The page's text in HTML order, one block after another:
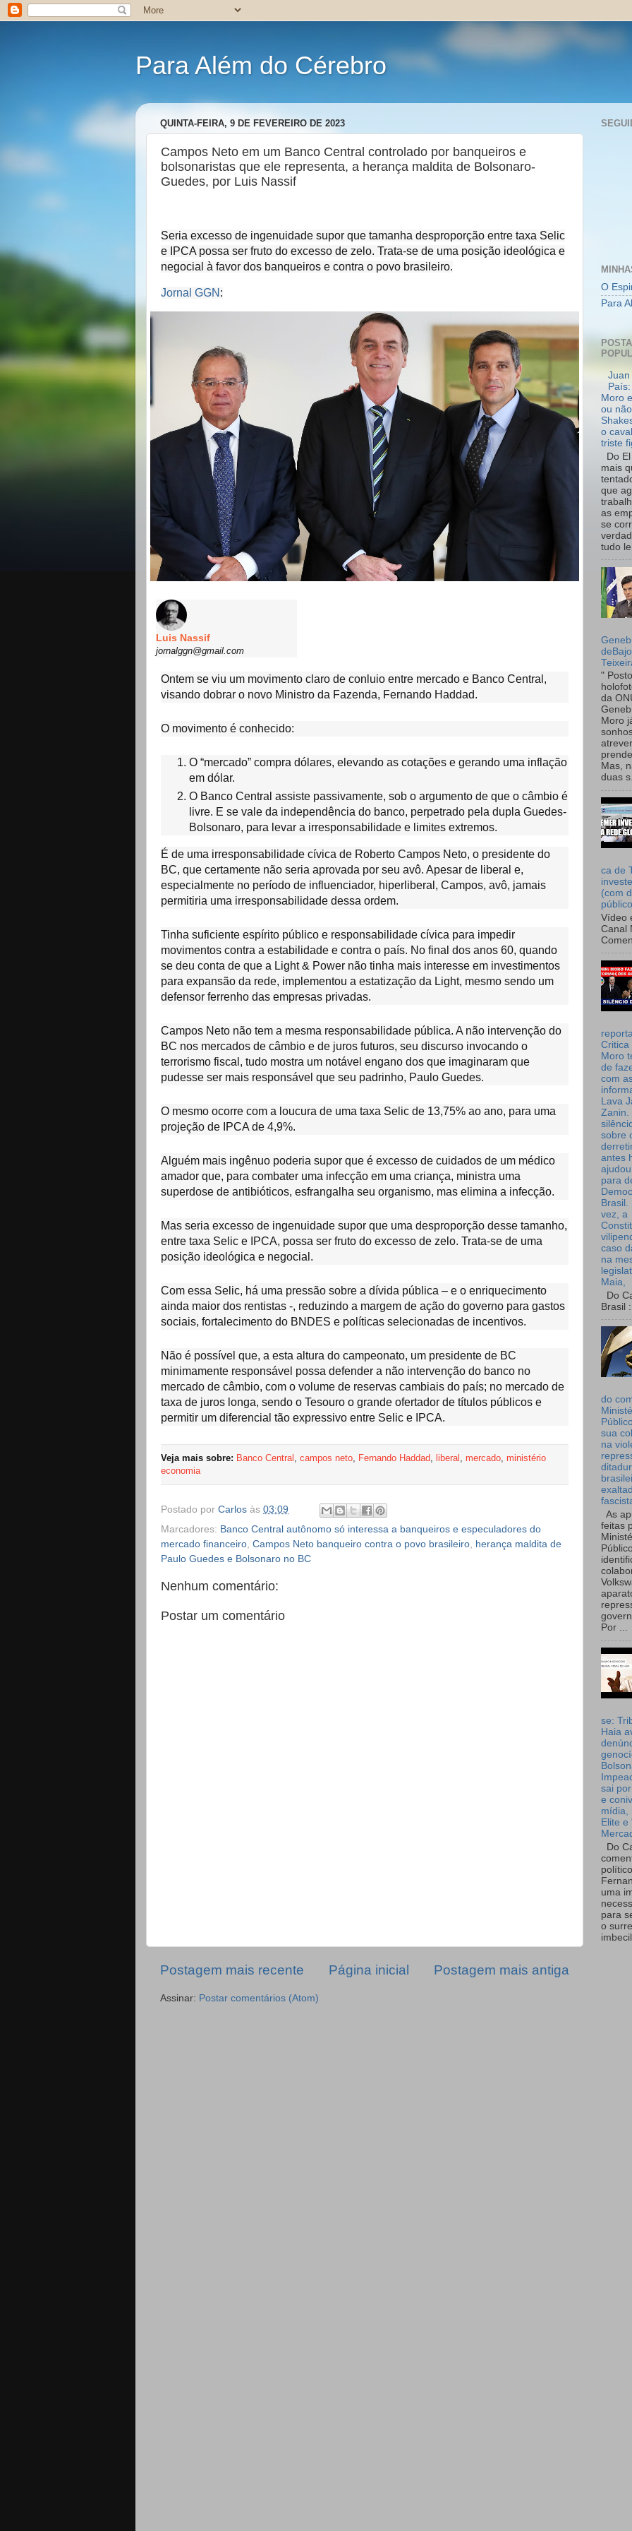
Para Além do Cérebro
QUINTA-FEIRA, 9 DE FEVEREIRO DE 2023
Campos Neto em um Banco Central controlado por banqueiros e
bolsonaristas que ele representa, a herança maldita de Bolsonaro-
Guedes, por Luis Nassif
Seria excesso de ingenuidade supor que tamanha desproporção entre taxa Selic
e IPCA possa ser fruto do excesso de zelo. Trata-se de uma posição ideológica e
negocial à favor dos banqueiros e contra o povo brasileiro.
Jornal GGN :
Luis Nassif
jornalggn@gmail.com
Ontem se viu um movimento claro de conluio entre mercado e Banco Central,
visando dobrar o novo Ministro da Fazenda, Fernando Haddad.
O movimento é conhecido:
O “mercado” compra dólares, elevando as cotações e gerando uma inflação
em dólar.
O Banco Central assiste passivamente, sob o argumento de que o câmbio é
livre. E se vale da independência do banco, perpetrado pela dupla Guedes-
Bolsonaro, para levar a irresponsabilidade e limites extremos.
É de uma irresponsabilidade cívica de Roberto Campos Neto, o presidente do
BC, que certamente não seria aprovada por seu avô. Apesar de liberal e,
especialmente no período de influenciador, hiperliberal, Campos, avô, jamais
permitiria uma irresponsabilidade dessa ordem.
Tinha suficiente espírito público e responsabilidade cívica para impedir
movimentos contra a estabilidade e contra o país. No final dos anos 60, quando
se deu conta de que a Light & Power não tinha mais interesse em investimentos
para expansão da rede, implementou a estatização da Light, mesmo sendo um
defensor ferrenho das empresas privadas.
Campos Neto não tem a mesma responsabilidade pública. A não intervenção do
BC nos mercados de câmbio e de juros futuros, seu discurso invocando o
terrorismo fiscal, tudo mostra um notável engano dos que imaginaram que
pudesse ser mais responsável que seu padrinho, Paulo Guedes.
O mesmo ocorre com a loucura de uma taxa Selic de 13,75% ao ano, para uma
projeção de IPCA de 4,9%.
Alguém mais ingênuo poderia supor que é excesso de cuidados de um médico
amador que, para combater uma infecção em uma criança, ministra uma
superdose de antibióticos, esfrangalha seu organismo, mas elimina a infecção.
Mas seria excesso de ingenuidade supor que uma desproporção desse tamanho,
entre taxa Selic e IPCA, possa ser fruto do excesso de zelo. Trata-se de uma
posição ideológica e negocial.
Com essa Selic, há uma pressão sobre a dívida pública – e o enriquecimento
ainda maior dos rentistas -, reduzindo a margem de ação do governo para gastos
sociais, fortalecimento do BNDES e políticas selecionadas de incentivos.
Não é possível que, a esta altura do campeonato, um presidente de BC
minimamente responsável possa defender a não intervenção do banco no
mercado de câmbio, com o volume de reservas cambiais do país; no mercado de
taxa de juros longa, sendo o Tesouro o grande ofertador de títulos públicos e
permitir um diferencial tão expressivo entre Selic e IPCA.
Veja mais sobre: Banco Central campos neto Fernando Haddad liberal mercado ministério
economia
Postado por Carlos às 03:09
Marcadores: Banco Central autônomo só interessa a banqueiros e especuladores do
mercado financeiro, Campos Neto banqueiro contra o povo brasileiro, herança maldita de
Paulo Guedes e Bolsonaro no BC
Nenhum comentário:
Postar um comentário
Postagem mais recente Postagem mais antiga
Página inicial
Assinar: Postar comentários (Atom)
O
Para
Juan
Moro
ou
o
triste
Do
mais
que
as
se
tudo
"
da
Moro
Mas,
duas
ca de
(com
Vídeo
Canal
Critica
Moro
de
com
Lava
Zanin.
sobre
antes
para
Brasil.
vez, a
caso
na
Maia,
Do
Brasil :
do
sua
na
As
feitas
Por ...
se:
Haia
sai
e
mídia,
Elite e
Do
uma
para
o